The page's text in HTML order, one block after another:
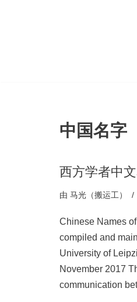
中国名字
西方学者中
由 马光（搬运工）
Chinese Names
compiled and
University of
November 2017
communication